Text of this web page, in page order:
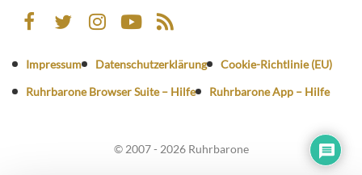
Impressum Datenschutzerklärung
Cookie-Richtlinie (EU)
Ruhrbarone Browser Suite – Hilfe
Ruhrbarone App – Hilfe
© 2007 - 2026 Ruhrbarone